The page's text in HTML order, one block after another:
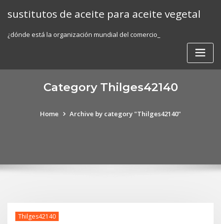
sustitutos de aceite para aceite vegetal
¿dónde está la organización mundial del comercio_
Category Thilges42140
Home Archive by category "Thilges42140"
Thilges42140